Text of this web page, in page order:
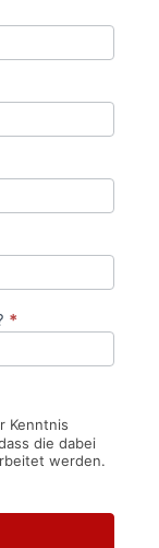
*
Kenntnis
die dabei
werden.